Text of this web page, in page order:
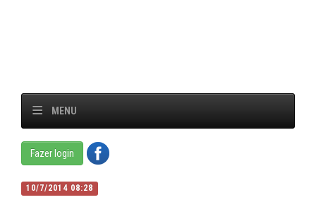
MENU
Fazer login
10/7/2014 08:28